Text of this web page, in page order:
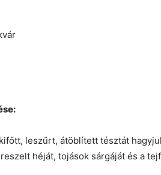
leszűrt, átöblített tésztát
héját, tojások sárgáját és a